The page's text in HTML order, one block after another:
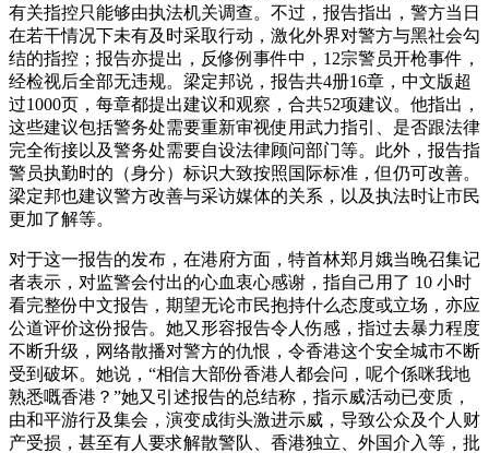
有关指控只能够由执法机关调查。不过，报告指出，警方当日
在若干情况下未有及时采取行动，激化外界对警方与黑社会勾
结的指控；报告亦提出，反修例事件中，12宗警员开枪事件，
经检视后全部无违规。梁定邦说，报告共4册16章，中文版超
过1000页，每章都提出建议和观察，合共52项建议。他指出，
这些建议包括警务处需要重新审视使用武力指引、是否跟法律
完全衔接以及警务处需要自设法律顾问部门等。此外，报告指
警员执勤时的（身分）标识大致按照国际标准，但仍可改善。
梁定邦也建议警方改善与采访媒体的关系，以及执法时让市民
更加了解等。
对于这一报告的发布，在港府方面，特首林郑月娥当晚召集记
者表示，对监警会付出的心血衷心感谢，指自己用了 10 小时
看完整份中文报告，期望无论市民抱持什么态度或立场，亦应
公道评价这份报告。她又形容报告令人伤感，指过去暴力程度
不断升级，网络散播对警方的仇恨，令香港这个安全城市不断
受到破坏。她说，“相信大部份香港人都会问，呢个係咪我地
熟悉嘅香港？”她又引述报告的总结称，指示威活动已变质，
由和平游行及集会，演变成街头激进示威，导致公众及个人财
产受损，甚至有人要求解散警队、香港独立、外国介入等，批